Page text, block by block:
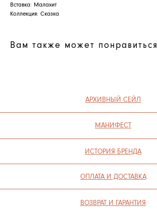
Вставка: Малахит
Коллекция: Сказка
Вам также может понравиться
ПОЛИТИКА ИСПОЛЬЗОВАНИЯ ФАЙЛОВ COOKIE
ИП СЕЛИВОХИН М.Ю.
2025 © QARI QRIS